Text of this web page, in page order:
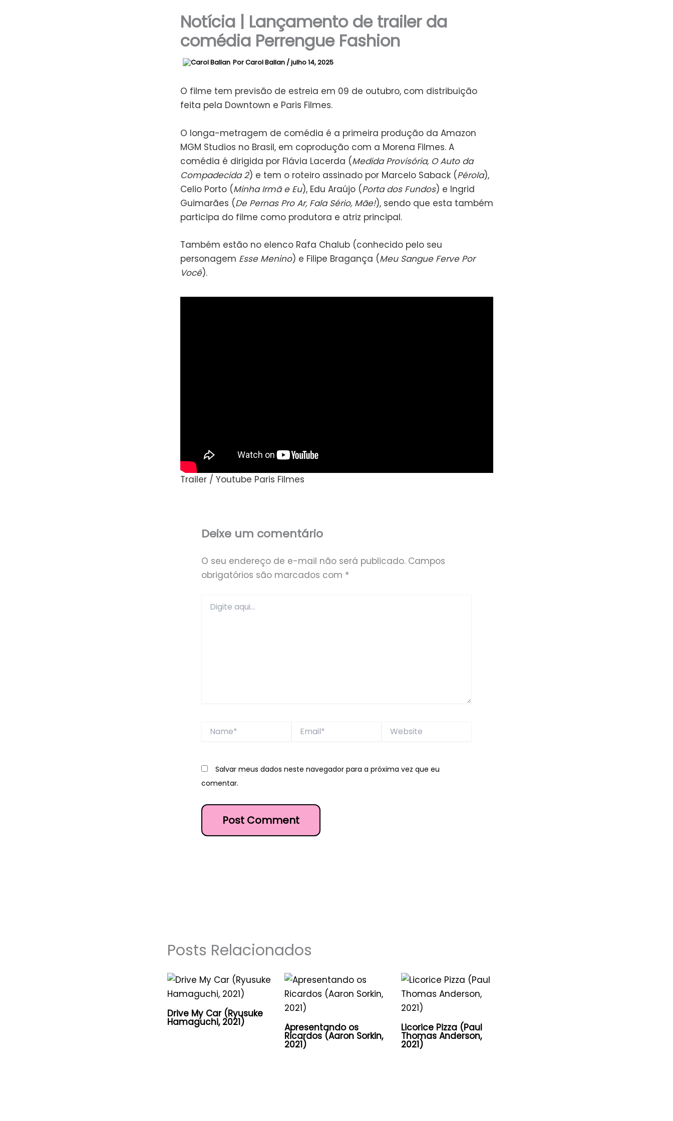
Notícia | Lançamento de trailer da
comédia Perrengue Fashion
PorCarol Ballan /julho 14, 2025
O filme tem previsão de estreia em 09 de outubro, com distribuição
feita pela Downtown e Paris Filmes.
O longa-metragem de comédia é a primeira produção da Amazon
MGM Studios no Brasil, em coprodução com a Morena Filmes. A
comédia é dirigida por Flávia Lacerda (Medida Provisória, O Auto da
Compadecida 2) e tem o roteiro assinado por Marcelo Saback (Pérola),
Celio Porto (Minha Irmã e Eu), Edu Araújo (Porta dos Fundos) e Ingrid
Guimarães (De Pernas Pro Ar, Fala Sério, Mãe!), sendo que esta também
participa do filme como produtora e atriz principal.
Também estão no elenco Rafa Chalub (conhecido pelo seu
personagem Esse Menino) e Filipe Bragança (Meu Sangue Ferve Por
Você).
Trailer / Youtube Paris Filmes
Deixe um comentário
O seu endereço de e-mail não será publicado. Campos
obrigatórios são marcados com *
aqui...
Website
Salvar meus dados neste navegador para a próxima vez que eu
comentar.
Posts Relacionados
Drive My Car (Ryusuke
Hamaguchi, 2021) Apresentando os
Ricardos (Aaron Sorkin,
2021)
Licorice Pizza (Paul
Thomas Anderson,
2021)